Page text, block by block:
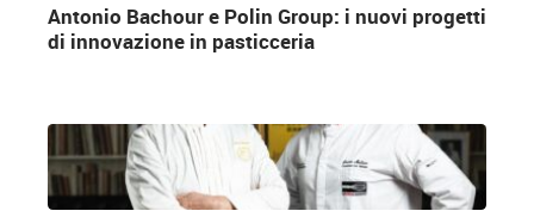
Antonio Bachour e Polin Group: i nuovi progetti
di innovazione in pasticceria